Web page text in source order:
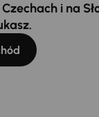
i na